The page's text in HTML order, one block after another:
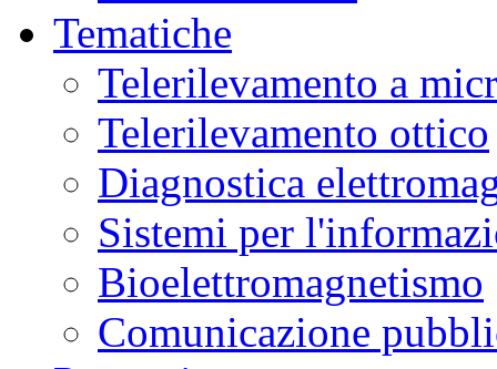
Tematiche
Telerilevamento a
Telerilevamento ottico
Diagnostica
Sistemi per
Bioelettromagnetismo
Comunicazione